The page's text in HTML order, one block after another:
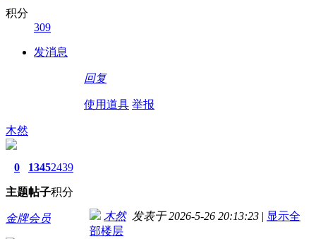
积分
309
发消息
回复
使用道具 举报
木然
0
主题
1345
帖子
2439
积分
金牌会员 木然发表于 2026-5-26 20:13:23 | 显示全
部楼层